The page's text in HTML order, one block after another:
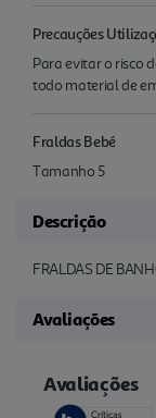
Precauções
Para evitar o risco
todo material de
Fraldas Bebé
Tamanho 5
Descrição
FRALDAS DE
Avaliações